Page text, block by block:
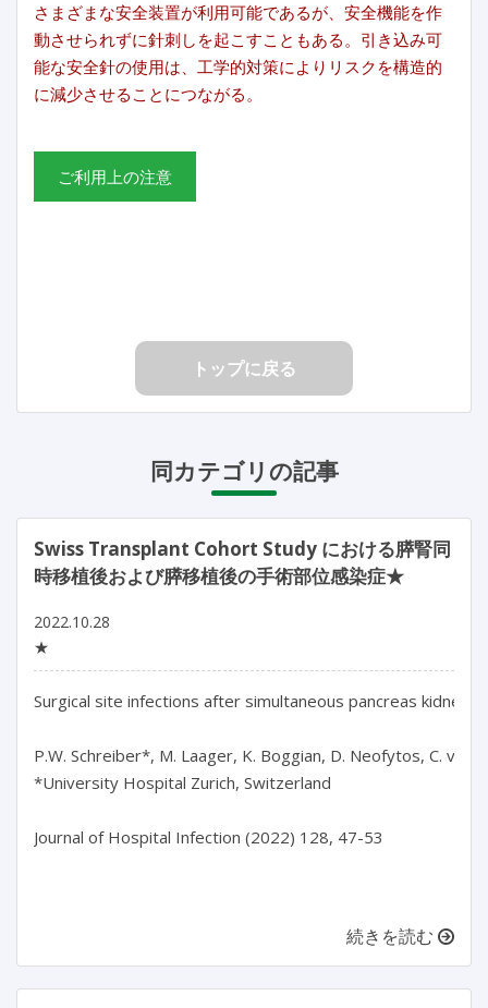
さまざまな安全装置が利用可能であるが、安全機能を作
動させられずに針刺しを起こすこともある。引き込み可
能な安全針の使用は、工学的対策によりリスクを構造的
に減少させることにつながる。
ご利用上の注意
トップに戻る
同カテゴリの記事
Swiss Transplant Cohort Study における膵腎同
時移植後および膵移植後の手術部位感染症★
2022.10.28
★
Surgical site infections after simultaneous pancreas kidney
P.W. Schreiber*, M. Laager, K. Boggian, D. Neofytos, C. van
*University Hospital Zurich, Switzerland
Journal of Hospital Infection (2022) 128, 47-53
続きを読む